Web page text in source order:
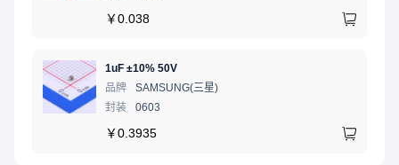
￥0.038
1uF ±10% 50V
品牌
SAMSUNG(三星)
封装
0603
￥0.3935